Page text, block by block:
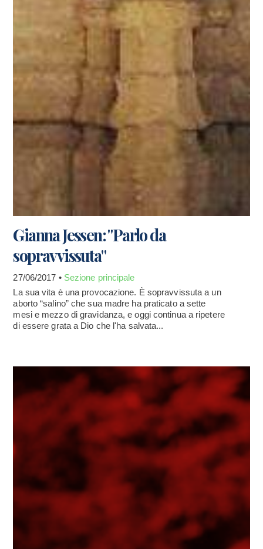
Gianna Jessen: "Parlo da
sopravvissuta"
27/06/2017 • Sezione principale
La sua vita è una provocazione. È sopravvissuta a un
aborto “salino” che sua madre ha praticato a sette
mesi e mezzo di gravidanza, e oggi continua a ripetere
di essere grata a Dio che l'ha salvata...